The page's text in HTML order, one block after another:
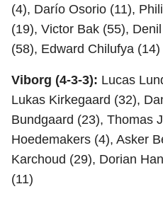
(4), Darío Osorio (11),
(19), Victor Bak (55),
(58), Edward Chilufya (14)
Viborg (4-3-3): Lucas
Lukas Kirkegaard (32),
Bundgaard (23), Thomas
Hoedemakers (4), Asker
Karchoud (29), Dorian
(11)